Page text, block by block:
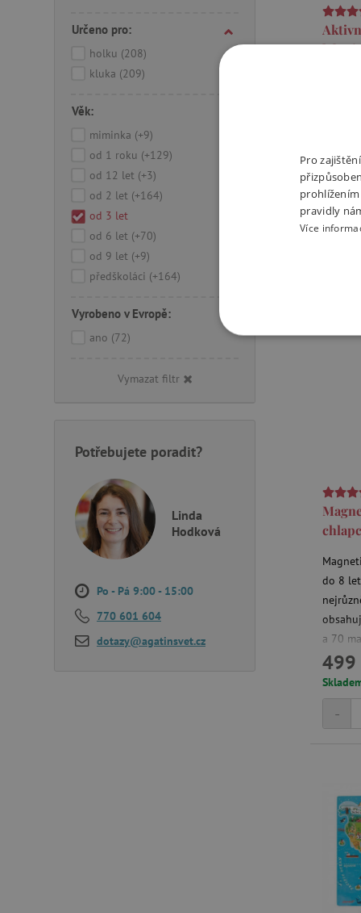
Určeno pro:
holku (208)
kluka (209)
Věk:
miminka (+9)
od 1 roku (+129)
od 12 let (+3)
od 2 let (+164)
od 3 let
od 6 let (+70)
od 9 let (+9)
předškoláci (+164)
Vyrobeno v Evropě:
ano (72)
Vymazat filtr
Potřebujete poradit?
Linda
Hodková
Po - Pá 9:00 - 15:00
770 601 604
dotazy@agatinsvet.cz
Tato
od
1
Skladem
-
do 8
a 70
knihu,
stejnou
své
499
-
Pro
prohlížením
pravidly
Více
NEZBYTNĚ
Nezbytně nutné soubory
bez nezbytně nutných
CookieScriptConsent